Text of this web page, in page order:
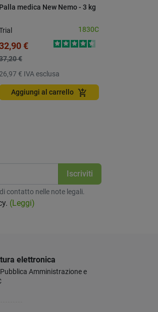
Palla medica New Nemo - 3 kg
1830C
€
€
26,97 € IVA esclusa
Aggiungi al carrello add_shopping_cart
contatto nelle note legali.
(Leggi)
elettronica
Amministrazione e